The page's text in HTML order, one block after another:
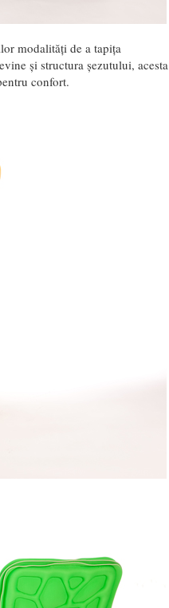
modalități de a tapița
și structura șezutului, acesta
confort.